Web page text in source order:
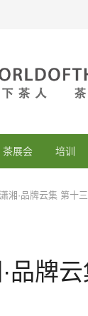
茶展会 培训
湘·品牌云集 第十
品牌